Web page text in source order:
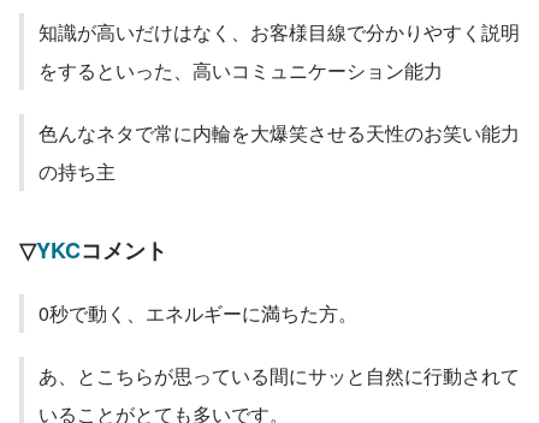
知識が高いだけはなく、お客様目線で分かりやすく説明
をするといった、高いコミュニケーション能力
色んなネタで常に内輪を大爆笑させる天性のお笑い能力
の持ち主
▽YKCコメント
0秒で動く、エネルギーに満ちた方。
あ、とこちらが思っている間にサッと自然に行動されて
いることがとても多いです。